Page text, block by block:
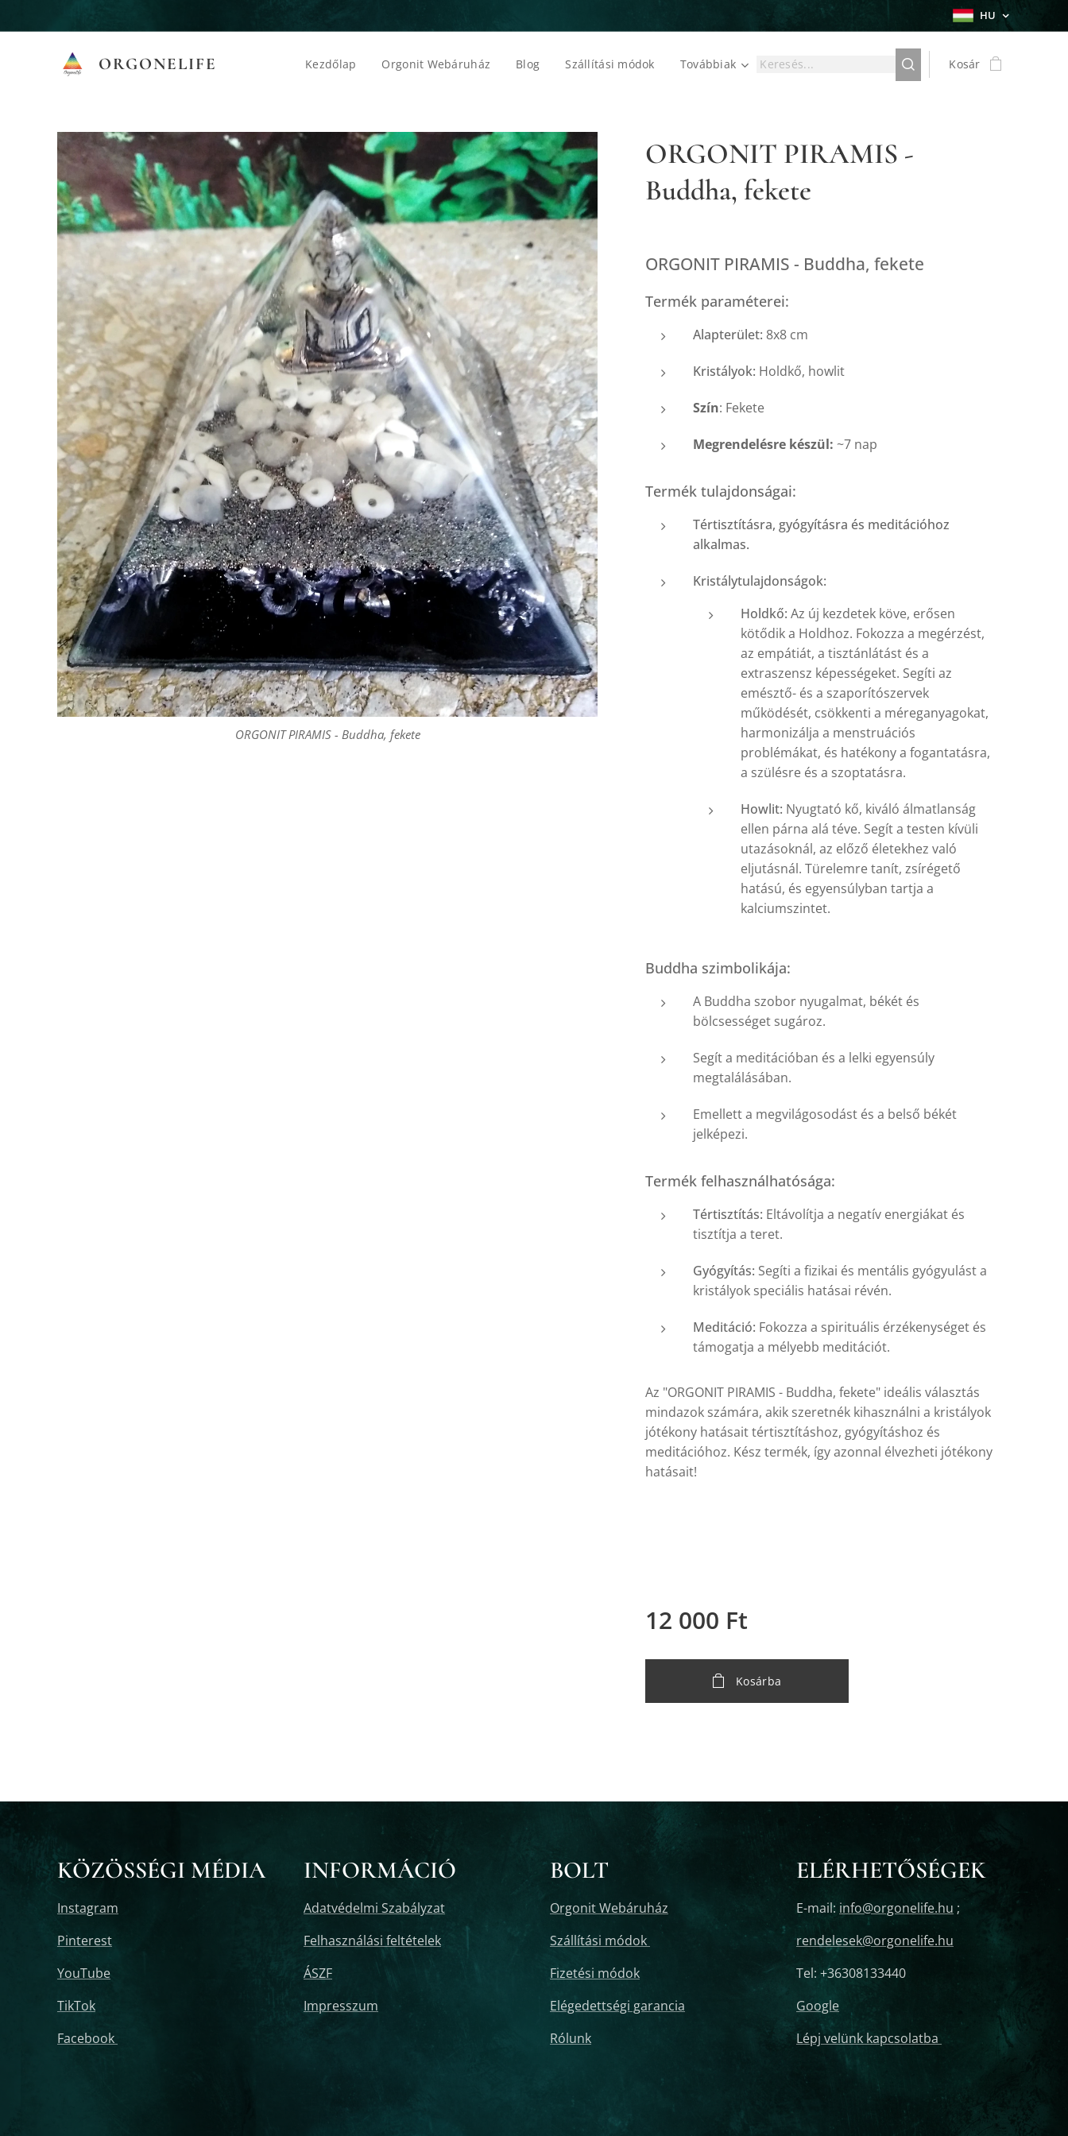
HU
ORGONELIFE Kezdőlap Orgonit Webáruház Blog Szállítási módok Továbbiak Kosár
ORGONIT PIRAMIS -
Buddha, fekete
ORGONIT PIRAMIS - Buddha, fekete
ORGONIT PIRAMIS - Buddha, fekete
Termék paraméterei:
Alapterület: 8x8 cm
Kristályok: Holdkő, howlit
Szín: Fekete
Megrendelésre készül: ~7 nap
Termék tulajdonságai:
Tértisztításra, gyógyításra és meditációhoz
alkalmas.
Kristálytulajdonságok:
Holdkő: Az új kezdetek köve, erősen
kötődik a Holdhoz. Fokozza a megérzést,
az empátiát, a tisztánlátást és a
extraszensz képességeket. Segíti az
emésztő- és a szaporítószervek
működését, csökkenti a méreganyagokat,
harmonizálja a menstruációs
problémákat, és hatékony a fogantatásra,
a szülésre és a szoptatásra.
Howlit: Nyugtató kő, kiváló álmatlanság
ellen párna alá téve. Segít a testen kívüli
utazásoknál, az előző életekhez való
eljutásnál. Türelemre tanít, zsírégető
hatású, és egyensúlyban tartja a
kalciumszintet.
Buddha szimbolikája:
A Buddha szobor nyugalmat, békét és
bölcsességet sugároz.
Segít a meditációban és a lelki egyensúly
megtalálásában.
Emellett a megvilágosodást és a belső békét
jelképezi.
Termék felhasználhatósága:
Tértisztítás: Eltávolítja a negatív energiákat és
tisztítja a teret.
Gyógyítás: Segíti a fizikai és mentális gyógyulást a
kristályok speciális hatásai révén.
Meditáció: Fokozza a spirituális érzékenységet és
támogatja a mélyebb meditációt.
Az "ORGONIT PIRAMIS - Buddha, fekete" ideális választás
mindazok számára, akik szeretnék kihasználni a kristályok
jótékony hatásait tértisztításhoz, gyógyításhoz és
meditációhoz. Kész termék, így azonnal élvezheti jótékony
hatásait!
12 000 Ft
Kosárba
KÖZÖSSÉGI MÉDIA
Instagram
Pinterest
YouTube
TikTok
Facebook
INFORMÁCIÓ
Adatvédelmi Szabályzat
Felhasználási feltételek
ÁSZF
Impresszum
BOLT
Orgonit Webáruház
Szállítási módok
Fizetési módok
Elégedettségi garancia
Rólunk
ELÉRHETŐSÉGEK
E-mail: info@orgonelife.hu ;
rendelesek@orgonelife.hu
Tel: +36308133440
Google
Lépj velünk kapcsolatba